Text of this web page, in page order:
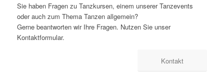
Sie haben Fragen zu Tanzkursen, einem unserer Tanzevents
oder auch zum Thema Tanzen allgemein?
Gerne beantworten wir Ihre Fragen. Nutzen Sie unser
Kontaktformular.
Kontakt